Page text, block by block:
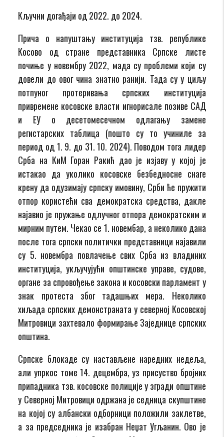
Кључни догађаји од 2022. до 2024.
Прича о напуштању институција тзв. републике
Косово од стране представника Српске листе
почиње у новембру 2022, мада су проблеми који су
довели до овог чина знатно ранији. Тада су у циљу
потпуног протеривања српских институција
привремене косовске власти игнорисале позиве САД
и ЕУ о десетомесечном одлагању замене
регистарских таблица (пошто су то учиниле за
период од 1. 9. до 31. 10. 2024). Поводом тога лидер
Срба на КиМ Горан Ракић дао је изјаву у којој је
истакао да уколико косовске безбедносне снаге
крену да одузимају српску имовину, Срби ће пружити
отпор користећи сва демократска средства, дакле
најавио је пружање одлучног отпора демократским и
мирним путем. Чекао се 1. новембар, а неколико дана
после тога српски политички представници најавили
су 5. новембра повлачење свих Срба из владиних
институција, укључујући општинске управе, судове,
органе за спровођење закона и косовски парламент у
знак протеста због тадашњих мера. Неколико
хиљада српских демонстраната у северној Косовској
Митровици захтевало формирање Заједнице српских
општина.
Српске блокаде су настављене наредних недеља,
али упркос томе 14. децембра, уз присуство бројних
припадника тзв. косовске полиције у згради општине
у Северној Митровици одржана је седница скупштине
на којој су албански одборници положили заклетве,
а за председника је изабран Неџат Угљанин. Ово је